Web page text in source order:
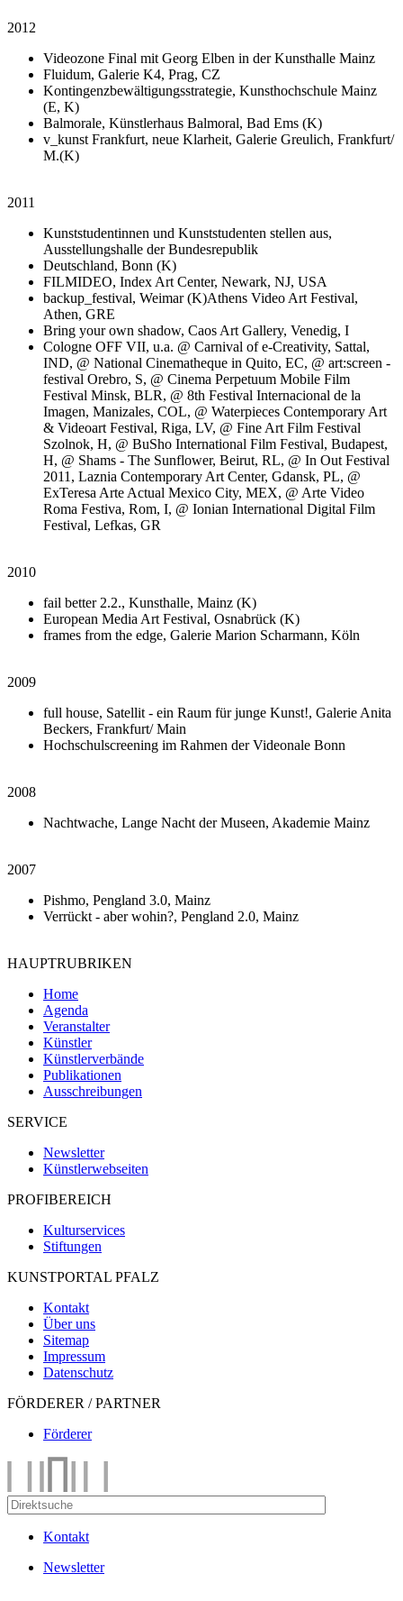
2012
Videozone Final mit Georg Elben in der Kunsthalle Mainz
Fluidum, Galerie K4, Prag, CZ
Kontingenzbewältigungsstrategie, Kunsthochschule Mainz
(E, K)
Balmorale, Künstlerhaus Balmoral, Bad Ems (K)
v_kunst Frankfurt, neue Klarheit, Galerie Greulich, Frankfurt/
M.(K)
2011
Kunststudentinnen und Kunststudenten stellen aus,
Ausstellungshalle der Bundesrepublik
Deutschland, Bonn (K)
FILMIDEO, Index Art Center, Newark, NJ, USA
backup_festival, Weimar (K)Athens Video Art Festival,
Athen, GRE
Bring your own shadow, Caos Art Gallery, Venedig, I
Cologne OFF VII, u.a. @ Carnival of e-Creativity, Sattal,
IND, @ National Cinematheque in Quito, EC, @ art:screen -
festival Orebro, S, @ Cinema Perpetuum Mobile Film
Festival Minsk, BLR, @ 8th Festival Internacional de la
Imagen, Manizales, COL, @ Waterpieces Contemporary Art
& Videoart Festival, Riga, LV, @ Fine Art Film Festival
Szolnok, H, @ BuSho International Film Festival, Budapest,
H, @ Shams - The Sunflower, Beirut, RL, @ In Out Festival
2011, Laznia Contemporary Art Center, Gdansk, PL, @
ExTeresa Arte Actual Mexico City, MEX, @ Arte Video
Roma Festiva, Rom, I, @ Ionian International Digital Film
Festival, Lefkas, GR
2010
fail better 2.2., Kunsthalle, Mainz (K)
European Media Art Festival, Osnabrück (K)
frames from the edge, Galerie Marion Scharmann, Köln
2009
full house, Satellit - ein Raum für junge Kunst!, Galerie Anita
Beckers, Frankfurt/ Main
Hochschulscreening im Rahmen der Videonale Bonn
2008
Nachtwache, Lange Nacht der Museen, Akademie Mainz
2007
Pishmo, Pengland 3.0, Mainz
Verrückt - aber wohin?, Pengland 2.0, Mainz
HAUPTRUBRIKEN
Home
Agenda
Veranstalter
Künstler
Künstlerverbände
Publikationen
Ausschreibungen
SERVICE
Newsletter
Künstlerwebseiten
PROFIBEREICH
Kulturservices
Stiftungen
KUNSTPORTAL PFALZ
Kontakt
Über uns
Sitemap
Impressum
Datenschutz
FÖRDERER / PARTNER
Förderer
Kontakt
Newsletter